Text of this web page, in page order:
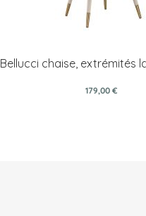
Bellucci chaise, extrémités
179,00 €